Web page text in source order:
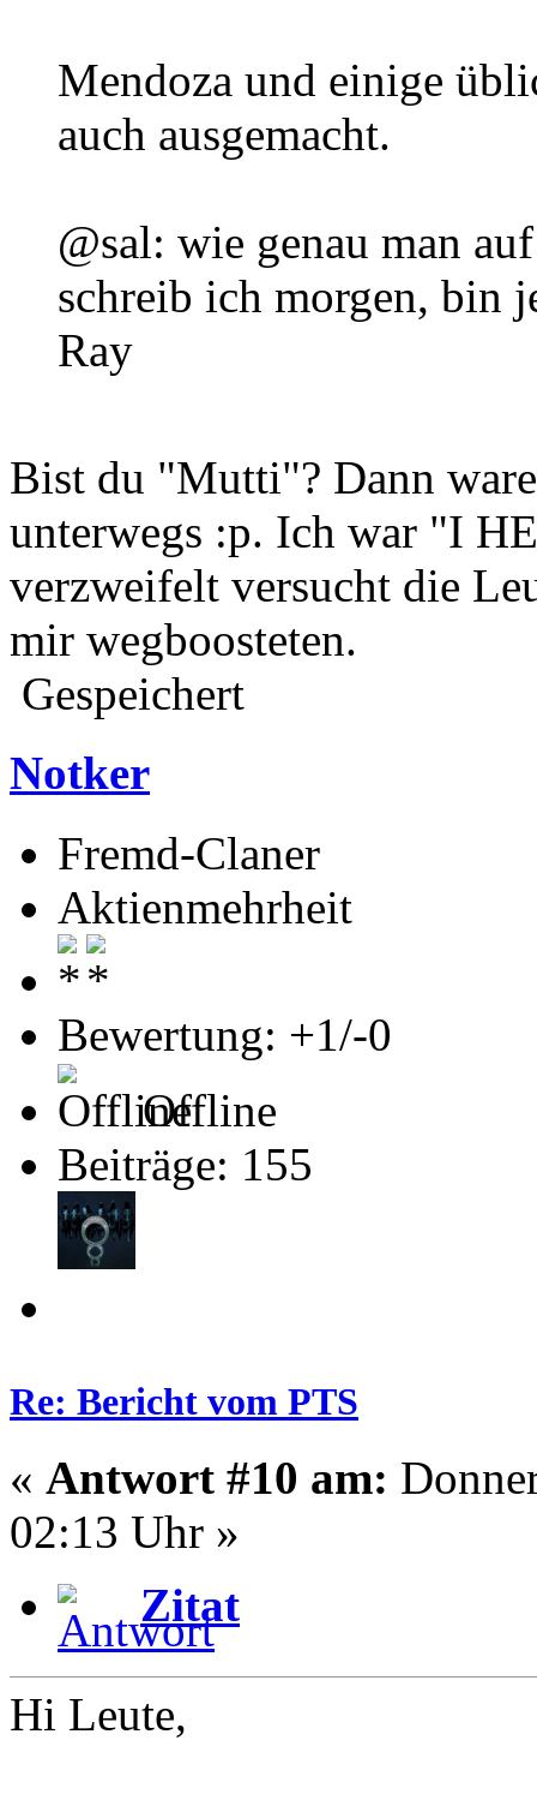
Mendoza und einige
auch ausgemacht.
@sal: wie genau man
schreib ich morgen, bin
Ray
Bist du "Mutti"? Dann
unterwegs :p. Ich war "I
verzweifelt versucht die
mir wegboosteten.
Gespeichert
Notker
Fremd-Claner
Aktienmehrheit
Bewertung: +1/-0
Offline
Beiträge: 155
Re: Bericht vom PTS
« Antwort #10 am:
02:13 Uhr »
Zitat
Hi Leute,